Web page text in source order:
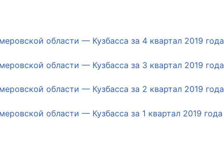
области — Кузбасса за 4 квартал 2019 года
области — Кузбасса за 3 квартал 2019 года
области — Кузбасса за 2 квартал 2019 года
области — Кузбасса за 1 квартал 2019 года